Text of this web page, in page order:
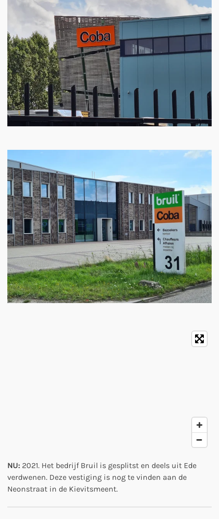
NU: 2021. Het bedrijf Bruil is gesplitst en deels uit Ede
verdwenen. Deze vestiging is nog te vinden aan de
Neonstraat in de Kievitsmeent.